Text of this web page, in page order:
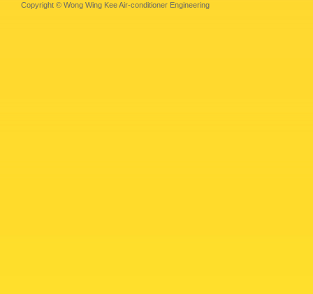
Copyright © Wong Wing Kee Air-conditioner Engineering